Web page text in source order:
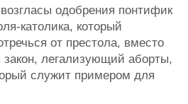
одобрения понтифик
католика, который
от престола, вместо
закон, легализующий аборты,
служит примером для